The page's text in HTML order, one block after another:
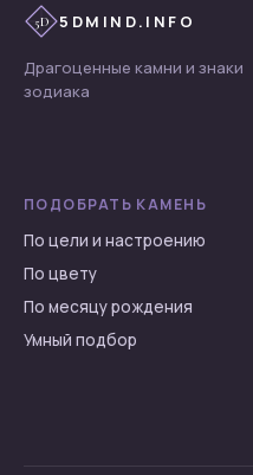
Топаз
Турмалин
Флюорит
Хризолит
Хризопраз
Циркон
Цитрин
5D 5DMIND.INFO
Драгоценные камни и знаки
зодиака
ПОДОБРАТЬ КАМЕНЬ
По цели и настроению
По цвету
По месяцу рождения
Умный подбор